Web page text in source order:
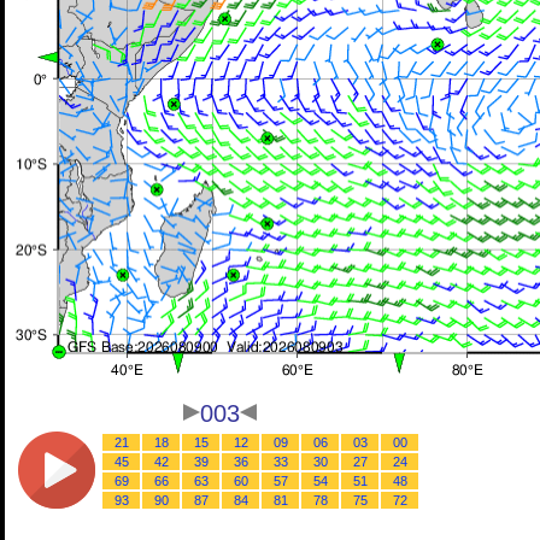
003
00
03
06
09
12
15
18
21
24
27
30
33
36
39
42
45
48
51
54
57
60
63
66
69
72
75
78
81
84
87
90
93